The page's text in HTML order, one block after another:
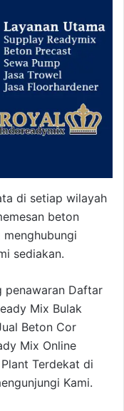
di setiap wilayah
beton
sediakan.
penawaran Daftar
Mix Bulak
Beton Cor
Mix Online
Terdekat di
Kami.